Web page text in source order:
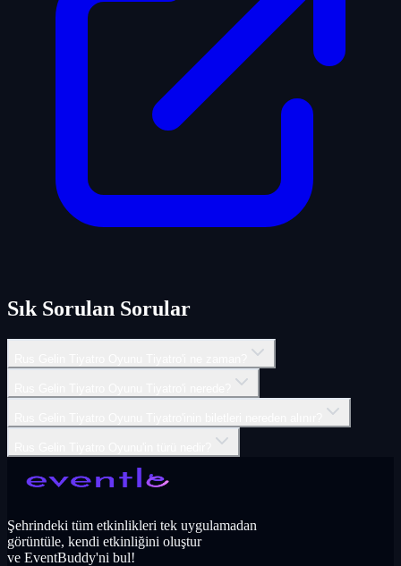
Sık Sorulan Sorular
Şehrindeki tüm etkinlikleri tek uygulamadan
görüntüle, kendi etkinliğini oluştur
ve EventBuddy'ni bul!